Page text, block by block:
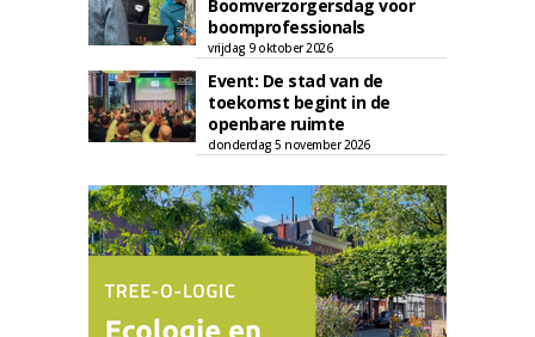
Boomverzorgersdag voor
boomprofessionals
vrijdag 9 oktober 2026
Event: De stad van de
toekomst begint in de
openbare ruimte
donderdag 5 november 2026